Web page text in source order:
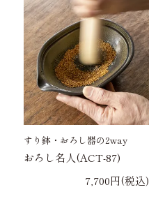
すり鉢・おろし器の2way
おろし名人(ACT-87)
7,700円(税込)